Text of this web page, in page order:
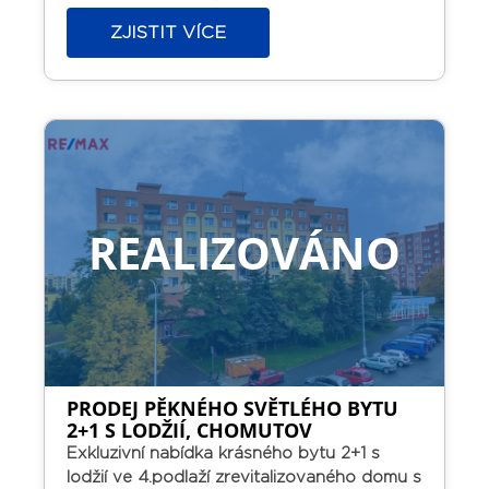
lodžií), pokoj 8,1m2 na JZ a ložnice (12m2) s
kuchyní (12,4 m2) na SZ.
koupelna s menší vanou a WC. Plastová
financování hypotékou.
Byt nyní pronajat
ZJISTIT VÍCE
REALIZOVÁNO
PRODEJ PĚKNÉHO SVĚTLÉHO BYTU
2+1 S LODŽIÍ, CHOMUTOV
Exkluzivní nabídka krásného bytu 2+1 s
lodžií ve 4.podlaží zrevitalizovaného domu s